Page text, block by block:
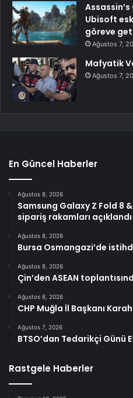
Ubisoft
göreve
Ağustos 7,
Mafyatik
Ağustos 7,
En Güncel Haberler
Ağustos 8, 2026
Samsung Galaxy Z Fold 8
sipariş rakamları açıklandı
Ağustos 8, 2026
Bursa Osmangazi’de
Ağustos 8, 2026
Çin’den ASEAN
Ağustos 8, 2026
CHP Muğla İl Başkanı
Ağustos 7, 2026
BTSO’dan Tedarikçi Günü
Rastgele Haberler